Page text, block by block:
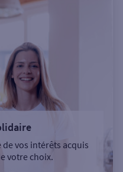
vos intérêts acquis
votre choix.